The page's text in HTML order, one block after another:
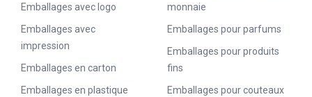
Emballages avec logo
Emballages avec
impression
Emballages en carton
Emballages en plastique
monnaie
Emballages pour parfums
Emballages pour produits
fins
Emballages pour couteaux